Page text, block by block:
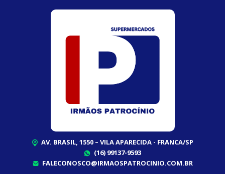
AV. BRASIL, 1550 – VILA APARECIDA - FRANCA/SP
(16) 99137-9593
FALECONOSCO@IRMAOSPATROCINIO.COM.BR